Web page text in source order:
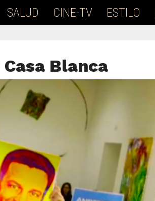
SALUD CINE-TV ESTILO
Blanca